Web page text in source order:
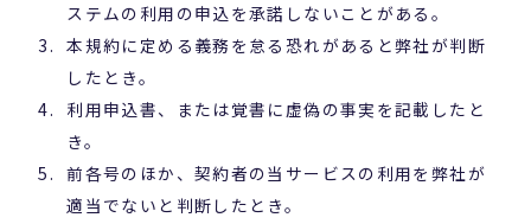
ステムの利用の申込を承諾しないことがある。
本規約に定める義務を怠る恐れがあると弊社が判断
したとき。
利用申込書、または覚書に虚偽の事実を記載したと
き。
前各号のほか、契約者の当サービスの利用を弊社が
適当でないと判断したとき。